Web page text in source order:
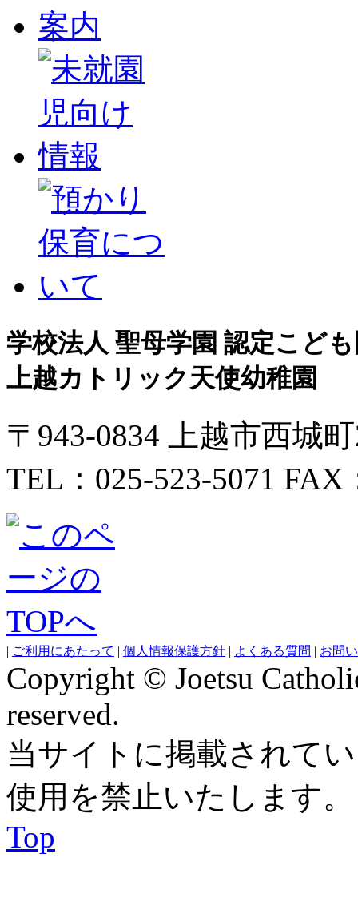
学校法人 聖母学園 認定こど
上越カトリック天使幼稚園
〒943-0834 上越市西城
TEL：025-523-5071 FAX
| ご利用にあたって | 個人情報保護方針 | よくある質問 | お問
Copyright © Joetsu
reserved.
当サイトに掲載されて
使用を禁止いたします。
Top